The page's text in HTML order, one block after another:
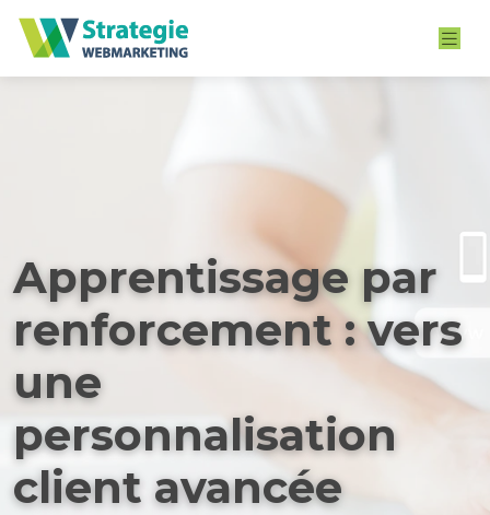
Apprentissage par
renforcement : vers
une
personnalisation
client avancée